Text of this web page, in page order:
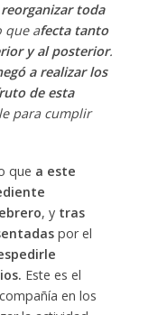
toda
que afecta tanto
y al posterior.
a realizar los
de esta
para cumplir
que a este
, y tras
por el
Este es el
en los